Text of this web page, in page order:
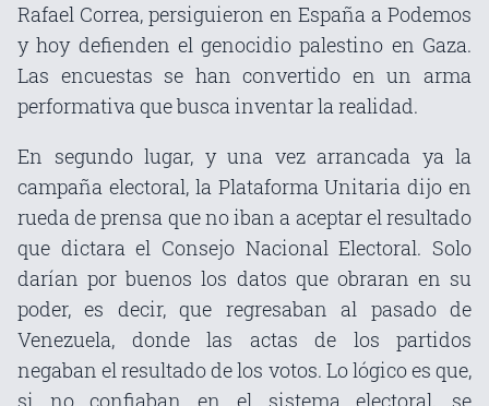
Rafael Correa, persiguieron en España a Podemos
y hoy defienden el genocidio palestino en Gaza.
Las encuestas se han convertido en un arma
performativa que busca inventar la realidad.
En segundo lugar, y una vez arrancada ya la
campaña electoral, la Plataforma Unitaria dijo en
rueda de prensa que no iban a aceptar el resultado
que dictara el Consejo Nacional Electoral. Solo
darían por buenos los datos que obraran en su
poder, es decir, que regresaban al pasado de
Venezuela, donde las actas de los partidos
negaban el resultado de los votos. Lo lógico es que,
si no confiaban en el sistema electoral, se